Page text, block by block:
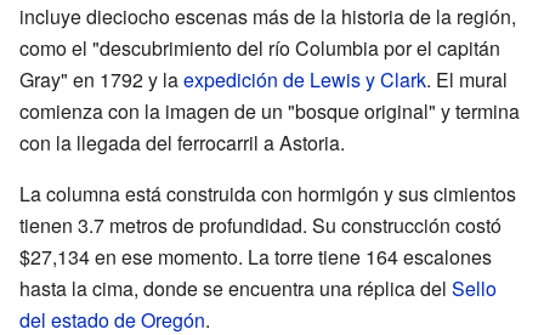
incluye dieciocho escenas más de la historia de la región,
como el "descubrimiento del río Columbia por el capitán
Gray" en 1792 y laexpedición de Lewis y Clark. El mural
comienza con la imagen de un "bosque original" y termina
con la llegada del ferrocarril a Astoria.
La columna está construida con hormigón y sus cimientos
tienen 3.7 metros de profundidad. Su construcción costó
$27,134 en ese momento. La torre tiene 164 escalones
hasta la cima, donde se encuentra una réplica del Sello
del estado de Oregón.